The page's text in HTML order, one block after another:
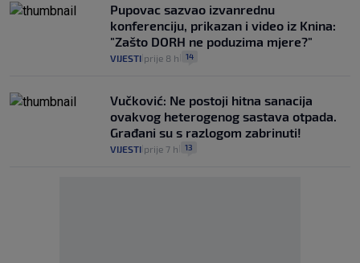
Pupovac sazvao izvanrednu
konferenciju, prikazan i video iz Knina:
"Zašto DORH ne poduzima mjere?"
VIJESTI prije 8 h 14
Vučković: Ne postoji hitna sanacija
ovakvog heterogenog sastava otpada.
Građani su s razlogom zabrinuti!
VIJESTI prije 7 h 13